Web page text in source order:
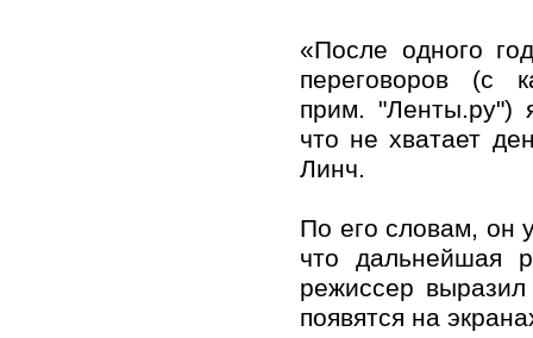
«После одного
переговоров (с
прим. "Ленты.ру")
что не хватает
Линч.
По его словам, он
что дальнейшая
режиссер
появятся на